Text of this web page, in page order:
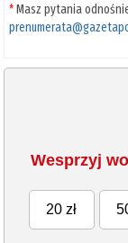
*Masz pytania
Wesprzyj
20 zł